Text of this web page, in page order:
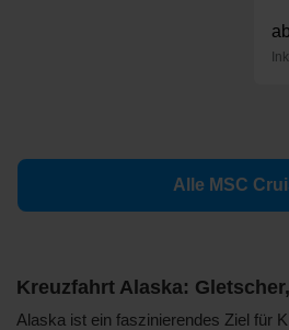
ab
Alle MSC
Kreuzfahrt Alaska:
Alaska ist ein faszinierendes Ziel für